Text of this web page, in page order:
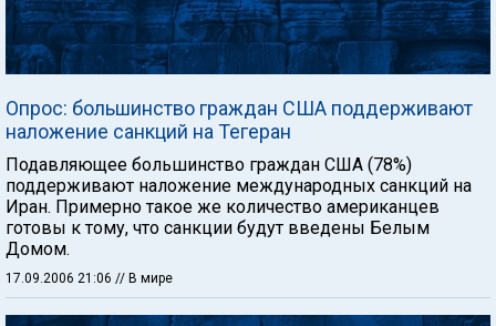
Опрос: большинство граждан США поддерживают
наложение санкций на Тегеран
Подавляющее большинство граждан США (78%)
поддерживают наложение международных санкций на
Иран. Примерно такое же количество американцев
готовы к тому, что санкции будут введены Белым
Домом.
17.09.2006 21:06 // В мире